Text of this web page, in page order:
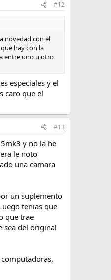
#12
novedad con el
hay con la
entre uno u otro
especiales y el
caro que el
#13
y no la he
le noto
una camara
un suplemento
tenias que
que trae
sea del original